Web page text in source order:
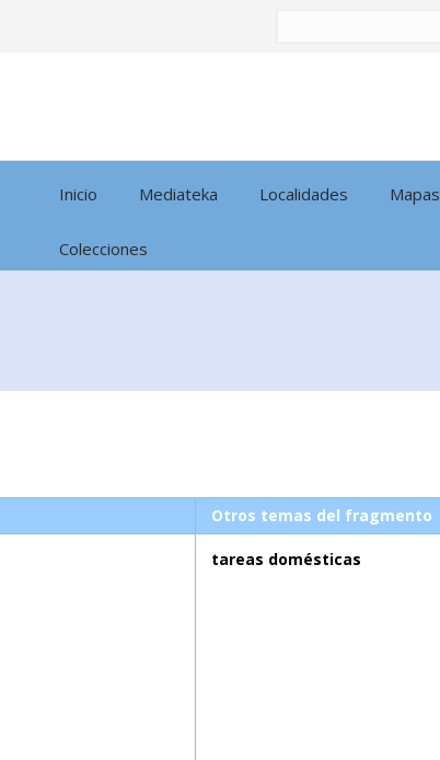
Inicio Mediateka Localidades Mapas
Colecciones
Otros temas del fragmento
tareas domésticas